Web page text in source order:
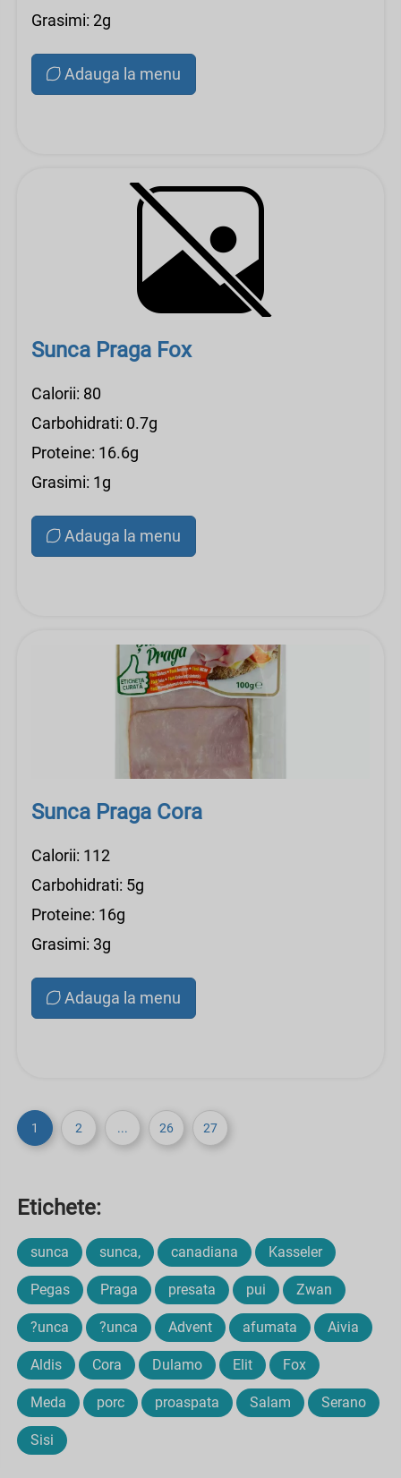
Grasimi: 2g
Adauga la menu
Sunca Praga Fox
Calorii: 80
Carbohidrati: 0.7g
Proteine: 16.6g
Grasimi: 1g
Adauga la menu
Sunca Praga Cora
Calorii: 112
Carbohidrati: 5g
Proteine: 16g
Grasimi: 3g
Adauga la menu
1 2 ... 26 27
Etichete:
sunca sunca, canadiana Kasseler
Pegas Praga presata pui Zwan
?unca ?unca Advent afumata Aivia
Aldis Cora Dulamo Elit Fox
Meda porc proaspata Salam Serano
Sisi